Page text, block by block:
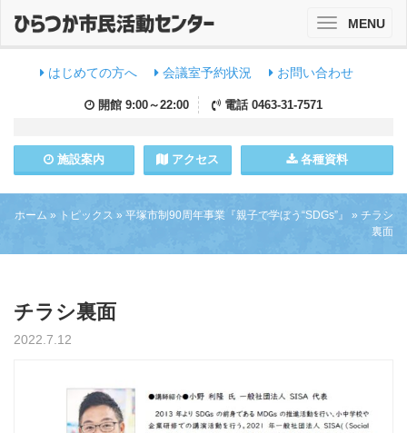
はじめての方へ 会議室予約状況 お問い合わせ
開館 9:00～22:00 電話 0463-31-7571
施設案内 アクセス 各種資料
ToggleMENU
ホーム » トピックス » 平塚市制90周年事業『親子で学ぼう“SDGs”』 » チラシ
裏面
チラシ裏面
2022.7.12